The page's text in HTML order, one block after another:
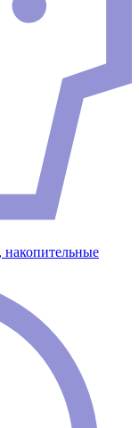
накопительные